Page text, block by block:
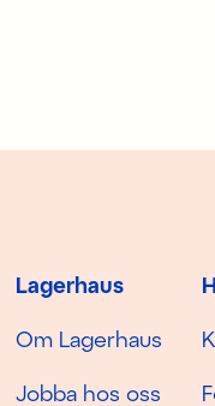
Lagerhaus
Om Lagerhaus
Jobba hos oss